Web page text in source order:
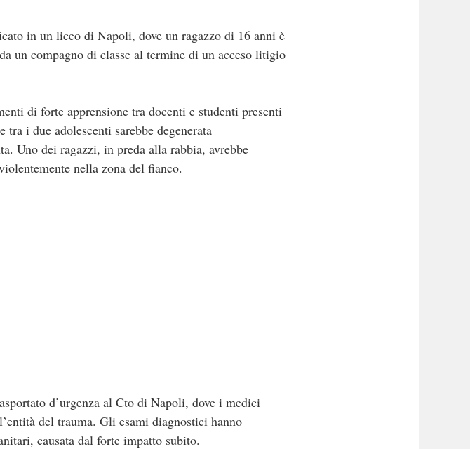
in un liceo di Napoli, dove un ragazzo di 16 anni è
un compagno di classe al termine di un acceso litigio
di forte apprensione tra docenti e studenti presenti
i due adolescenti sarebbe degenerata
Uno dei ragazzi, in preda alla rabbia, avrebbe
nella zona del fianco.
d’urgenza al Cto di Napoli, dove i medici
del trauma. Gli esami diagnostici hanno
causata dal forte impatto subito.